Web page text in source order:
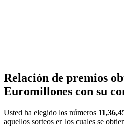
Relación de premios
Euromillones con su
Usted ha elegido los números
aquellos sorteos en los cuales se